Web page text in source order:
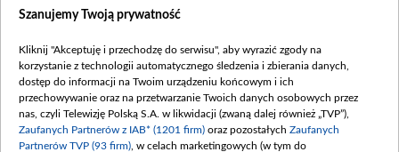
Dofinansowanie 635 783 051,21 PLN
(wpłata wrzesień 100 mln, październik 350
mln, listopad 265 mln)
Dofinansowanie 48 862 000,00 PLN
Data podpisania umowy: GRUDZIEŃ 2025
(wpłata grudzień 60,548 mln)
Szanujemy Twoją prywatność
Kliknij "Akceptuję i przechodzę do serwisu", aby wyrazić zgody na
korzystanie z technologii automatycznego śledzenia i zbierania danych,
dostęp do informacji na Twoim urządzeniu końcowym i ich
przechowywanie oraz na przetwarzanie Twoich danych osobowych przez
nas, czyli Telewizję Polską S.A. w likwidacji (zwaną dalej również „TVP”),
Zaufanych Partnerów z IAB* (1201 firm) oraz pozostałych Zaufanych
Partnerów TVP (93 firm) , w celach marketingowych (w tym do